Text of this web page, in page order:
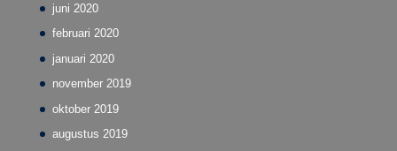
juni 2020
februari 2020
januari 2020
november 2019
oktober 2019
augustus 2019